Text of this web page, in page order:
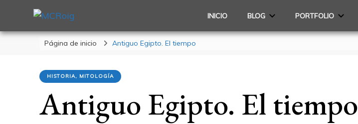
MCRoig
Blog escritora ciencia ficción fantasía terror
INICIO BLOG PORTFOLIO
Página de inicio Antiguo Egipto. El tiempo
HISTORIA, MITOLOGÍA
Antiguo Egipto. El tiempo